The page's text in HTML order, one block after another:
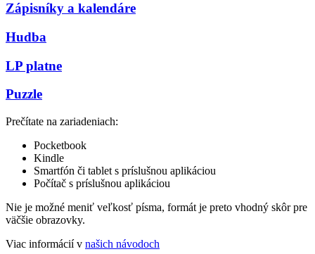
Zápisníky a kalendáre
Hudba
LP platne
Puzzle
Prečítate na zariadeniach:
Pocketbook
Kindle
Smartfón či tablet s príslušnou aplikáciou
Počítač s príslušnou aplikáciou
Nie je možné meniť veľkosť písma, formát je preto vhodný skôr pre
väčšie obrazovky.
Viac informácií v našich návodoch